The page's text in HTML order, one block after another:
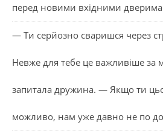
перед новими вхідними
— Ти серйозно сваришся через
Невже для тебе це важливіше за
запитала дружина. — Якщо ти
можливо, нам уже давно не по